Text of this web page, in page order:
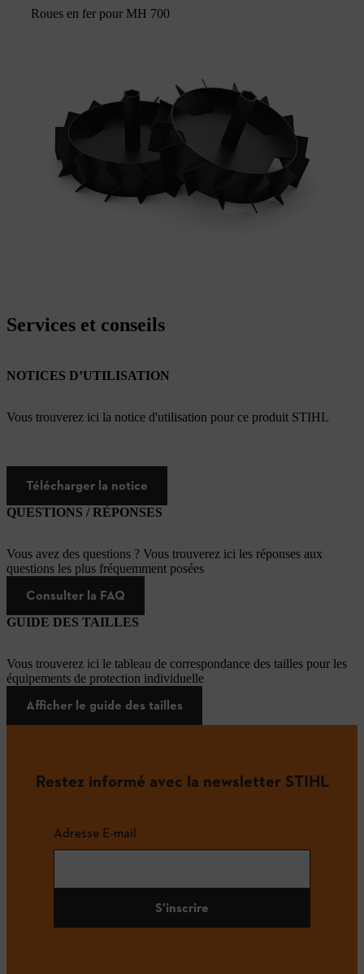
Roues en fer pour MH 700
Services et conseils
NOTICES D’UTILISATION
Vous trouverez ici la notice d'utilisation pour ce produit STIHL
Télécharger la notice
QUESTIONS / RÉPONSES
Vous avez des questions ? Vous trouverez ici les réponses aux
questions les plus fréquemment posées
Consulter la FAQ
GUIDE DES TAILLES
Vous trouverez ici le tableau de correspondance des tailles pour les
équipements de protection individuelle
Afficher le guide des tailles
Restez informé avec la newsletter STIHL
Adresse E-mail
S'inscrire